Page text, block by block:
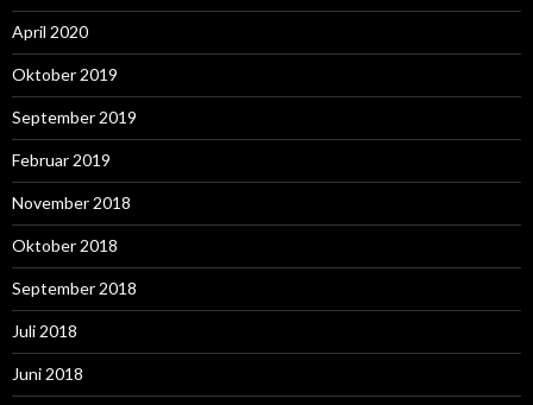
April 2020
Oktober 2019
September 2019
Februar 2019
November 2018
Oktober 2018
September 2018
Juli 2018
Juni 2018